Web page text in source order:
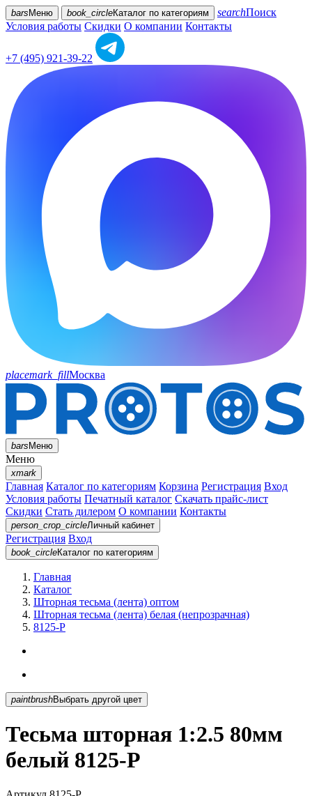
bars Меню book_circleКаталог по категориям searchПоиск
Условия работы Скидки О компании Контакты
+7 (495) 921-39-22
placemark_fillМосква
barsМеню
Меню
xmark
Главная Каталог по категориям Корзина Регистрация Вход
Условия работы Печатный каталог Скачать прайс-лист
Скидки Стать дилером О компании Контакты
person_crop_circleЛичный кабинет
Регистрация Вход
book_circleКаталог по категориям
Главная
Каталог
Шторная тесьма (лента) оптом
Шторная тесьма (лента) белая (непрозрачная)
8125-P
paintbrush Выбрать другой цвет
Тесьма шторная 1:2.5 80мм
белый 8125-P